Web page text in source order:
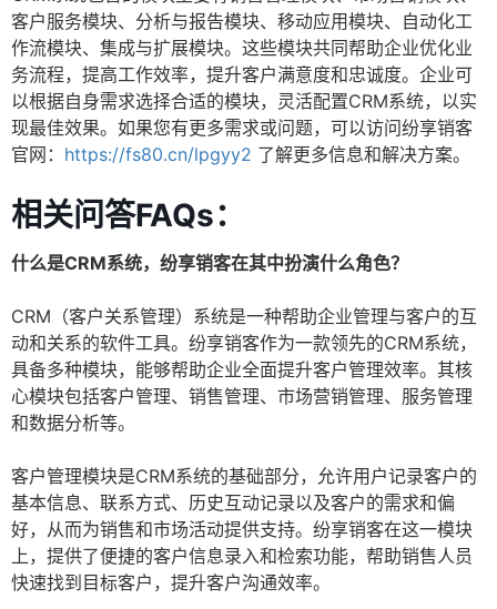
客户服务模块、分析与报告模块、移动应用模块、自动化工
作流模块、集成与扩展模块。这些模块共同帮助企业优化业
务流程，提高工作效率，提升客户满意度和忠诚度。企业可
以根据自身需求选择合适的模块，灵活配置CRM系统，以实
现最佳效果。如果您有更多需求或问题，可以访问纷享销客
官网： https://fs80.cn/lpgyy2 了解更多信息和解决方案。
相关问答FAQs：
什么是CRM系统，纷享销客在其中扮演什么角色？
CRM（客户关系管理）系统是一种帮助企业管理与客户的互
动和关系的软件工具。纷享销客作为一款领先的CRM系统，
具备多种模块，能够帮助企业全面提升客户管理效率。其核
心模块包括客户管理、销售管理、市场营销管理、服务管理
和数据分析等。
客户管理模块是CRM系统的基础部分，允许用户记录客户的
基本信息、联系方式、历史互动记录以及客户的需求和偏
好，从而为销售和市场活动提供支持。纷享销客在这一模块
上，提供了便捷的客户信息录入和检索功能，帮助销售人员
快速找到目标客户，提升客户沟通效率。